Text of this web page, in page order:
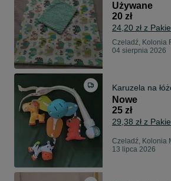
Używane
20 zł
24,20 zł z
Czeladź, Kolonia
04 sierpnia 2026
Karuzela na
Nowe
25 zł
29,38 zł z
Czeladź, Kolonia
13 lipca 2026